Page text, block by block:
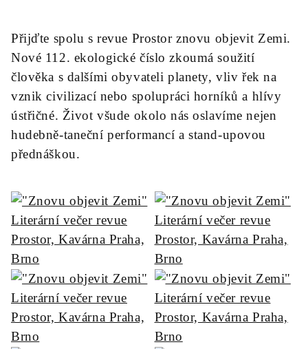
Přijďte spolu s revue Prostor znovu objevit Zemi.
Nové 112. ekologické číslo zkoumá soužití
člověka s dalšími obyvateli planety, vliv řek na
vznik civilizací nebo spolupráci horníků a hlívy
ústřičné. Život všude okolo nás oslavíme nejen
hudebně-taneční performancí a stand-upovou
přednáškou.